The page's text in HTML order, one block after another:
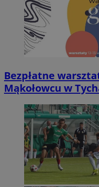
Bezpłatne
Mąkołowcu w